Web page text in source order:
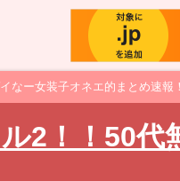
なー女装子オネエ的まとめ速
2！！50代